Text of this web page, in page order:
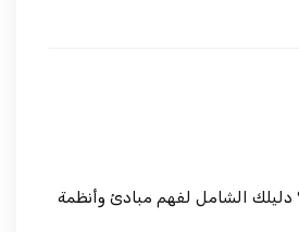
دليلك الشامل لفهم مبادئ وأنظمة